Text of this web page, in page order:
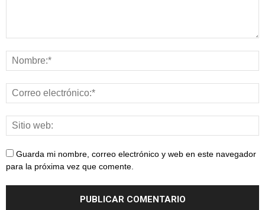
Guarda mi nombre, correo electrónico y web en este navegador
para la próxima vez que comente.